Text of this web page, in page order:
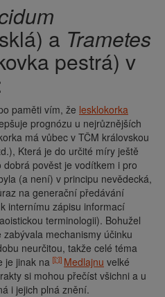
a Trametes
pestrá) v
paměti vím, že lesklokorka
prognózu u nejrůznějších
má vůbec v TČM královskou
Která je do určité míry ještě
pověst je vodítkem i pro
(a není) v principu nevědecká,
na generační předávání
internímu zápisu informací
terminologii). Bohužel
mechanismy účinku
neurčitou, takže celé téma
je jinak na
Medlajnu velké
si mohou přečíst všichni a u
i jejich plná znění.